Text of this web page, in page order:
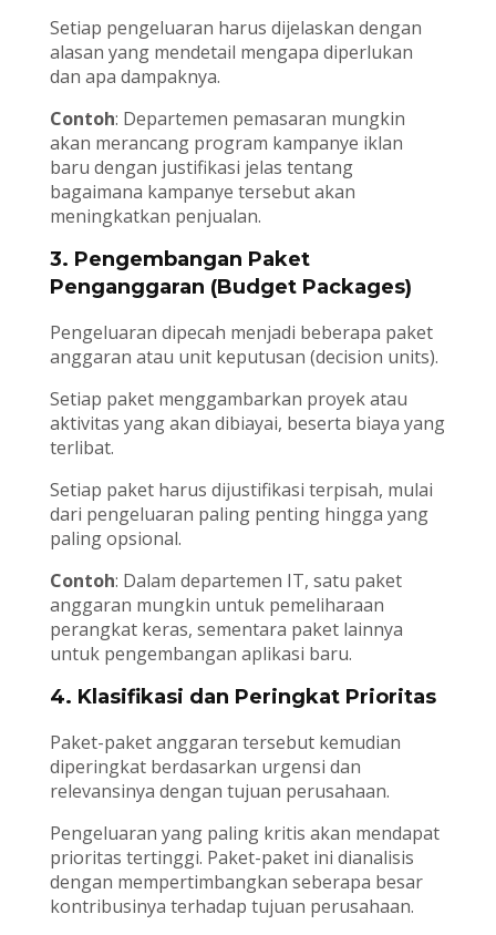
Setiap pengeluaran harus dijelaskan dengan
alasan yang mendetail mengapa diperlukan
dan apa dampaknya.
Contoh: Departemen pemasaran mungkin
akan merancang program kampanye iklan
baru dengan justifikasi jelas tentang
bagaimana kampanye tersebut akan
meningkatkan penjualan.
3. Pengembangan Paket
Penganggaran (Budget Packages)
Pengeluaran dipecah menjadi beberapa paket
anggaran atau unit keputusan (decision units).
Setiap paket menggambarkan proyek atau
aktivitas yang akan dibiayai, beserta biaya yang
terlibat.
Setiap paket harus dijustifikasi terpisah, mulai
dari pengeluaran paling penting hingga yang
paling opsional.
Contoh: Dalam departemen IT, satu paket
anggaran mungkin untuk pemeliharaan
perangkat keras, sementara paket lainnya
untuk pengembangan aplikasi baru.
4. Klasifikasi dan Peringkat Prioritas
Paket-paket anggaran tersebut kemudian
diperingkat berdasarkan urgensi dan
relevansinya dengan tujuan perusahaan.
Pengeluaran yang paling kritis akan mendapat
prioritas tertinggi. Paket-paket ini dianalisis
dengan mempertimbangkan seberapa besar
kontribusinya terhadap tujuan perusahaan.